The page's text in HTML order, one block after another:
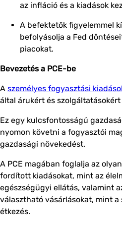
az infláció és a kiadások
A befektetők figyelemmel
befolyásolja a Fed
piacokat.
Bevezetés a PCE-be
A személyes fogyasztási
által árukért és
Ez egy kulcsfontosságú
nyomon követni a fogyasztói
gazdasági növekedést.
A PCE magában foglalja az
fordított kiadásokat, mint az
egészségügyi ellátás, valamint
választható vásárlásokat, mint a
étkezés.